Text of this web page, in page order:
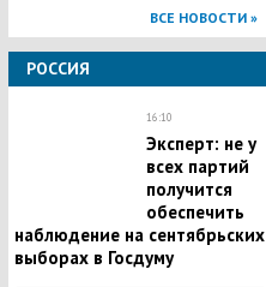
ВСЕ НОВОСТИ »
РОССИЯ
16:10
Эксперт: не у
всех партий
получится
обеспечить
наблюдение на сентябрьских
выборах в Госдуму